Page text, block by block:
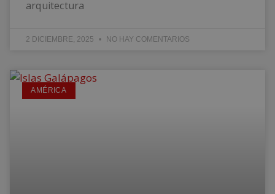
arquitectura
2 DICIEMBRE, 2025 NO HAY COMENTARIOS
AMÉRICA